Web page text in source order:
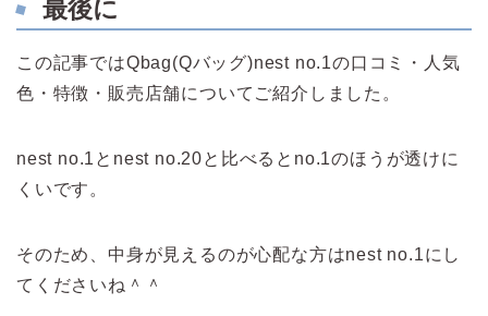
最後に
この記事ではQbag(Qバッグ)nest no.1の口コミ・人気
色・特徴・販売店舗についてご紹介しました。
nest no.1とnest no.20と比べるとno.1のほうが透けに
くいです。
そのため、中身が見えるのが心配な方はnest no.1にし
てくださいね＾＾